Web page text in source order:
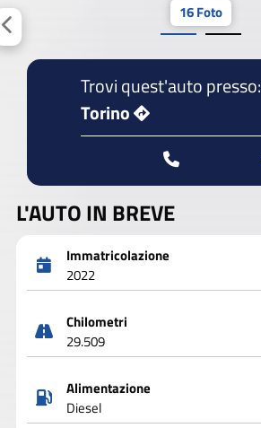
16 Foto
Trovi quest'auto presso:
Torino
L'AUTO IN BREVE
Immatricolazione
2022
Chilometri
29.509
Alimentazione
Diesel